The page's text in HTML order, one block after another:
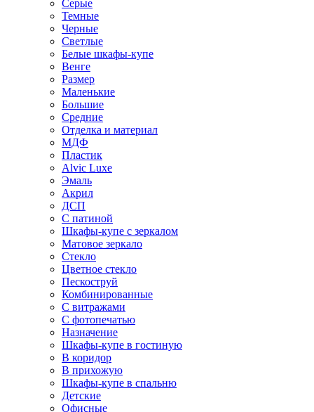
Серые
Темные
Черные
Светлые
Белые шкафы-купе
Венге
Размер
Маленькие
Большие
Средние
Отделка и материал
МДФ
Пластик
Alvic Luxe
Эмаль
Акрил
ДСП
С патиной
Шкафы-купе с зеркалом
Матовое зеркало
Стекло
Цветное стекло
Пескоструй
Комбинированные
С витражами
С фотопечатью
Назначение
Шкафы-купе в гостиную
В коридор
В прихожую
Шкафы-купе в спальню
Детские
Офисные